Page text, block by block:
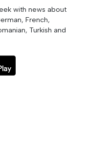
with news about
French,
Turkish and